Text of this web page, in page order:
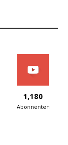
1,180
Abonnenten